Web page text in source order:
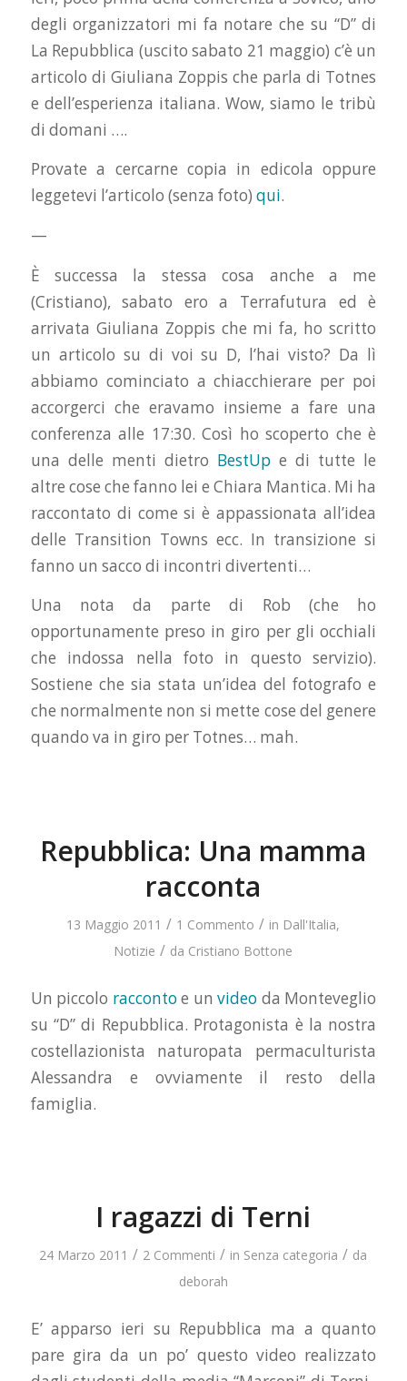
degli organizzatori mi fa notare che su “D” di
La Repubblica (uscito sabato 21 maggio) c’è un
articolo di Giuliana Zoppis che parla di Totnes
e dell’esperienza italiana. Wow, siamo le tribù
di domani ….
Provate a cercarne copia in edicola oppure
leggetevi l’articolo (senza foto) qui.
—
È successa la stessa cosa anche a me
(Cristiano), sabato ero a Terrafutura ed è
arrivata Giuliana Zoppis che mi fa, ho scritto
un articolo su di voi su D, l’hai visto? Da lì
abbiamo cominciato a chiacchierare per poi
accorgerci che eravamo insieme a fare una
conferenza alle 17:30. Così ho scoperto che è
una delle menti dietro BestUp e di tutte le
altre cose che fanno lei e Chiara Mantica. Mi ha
raccontato di come si è appassionata all’idea
delle Transition Towns ecc. In transizione si
fanno un sacco di incontri divertenti…
Una nota da parte di Rob (che ho
opportunamente preso in giro per gli occhiali
che indossa nella foto in questo servizio).
Sostiene che sia stata un’idea del fotografo e
che normalmente non si mette cose del genere
quando va in giro per Totnes… mah.
Repubblica: Una mamma
racconta
13 Maggio 2011 / 1 Commento / in Dall'Italia,
Notizie / da Cristiano Bottone
Un piccolo raccontoe unvideo da Monteveglio
su “D” di Repubblica. Protagonista è la nostra
costellazionista naturopata permaculturista
Alessandra e ovviamente il resto della
famiglia.
I ragazzi di Terni
24 Marzo 2011 / 2 Commenti / in Senza categoria / da
deborah
E’ apparso ieri su Repubblica ma a quanto
pare gira da un po’ questo video realizzato